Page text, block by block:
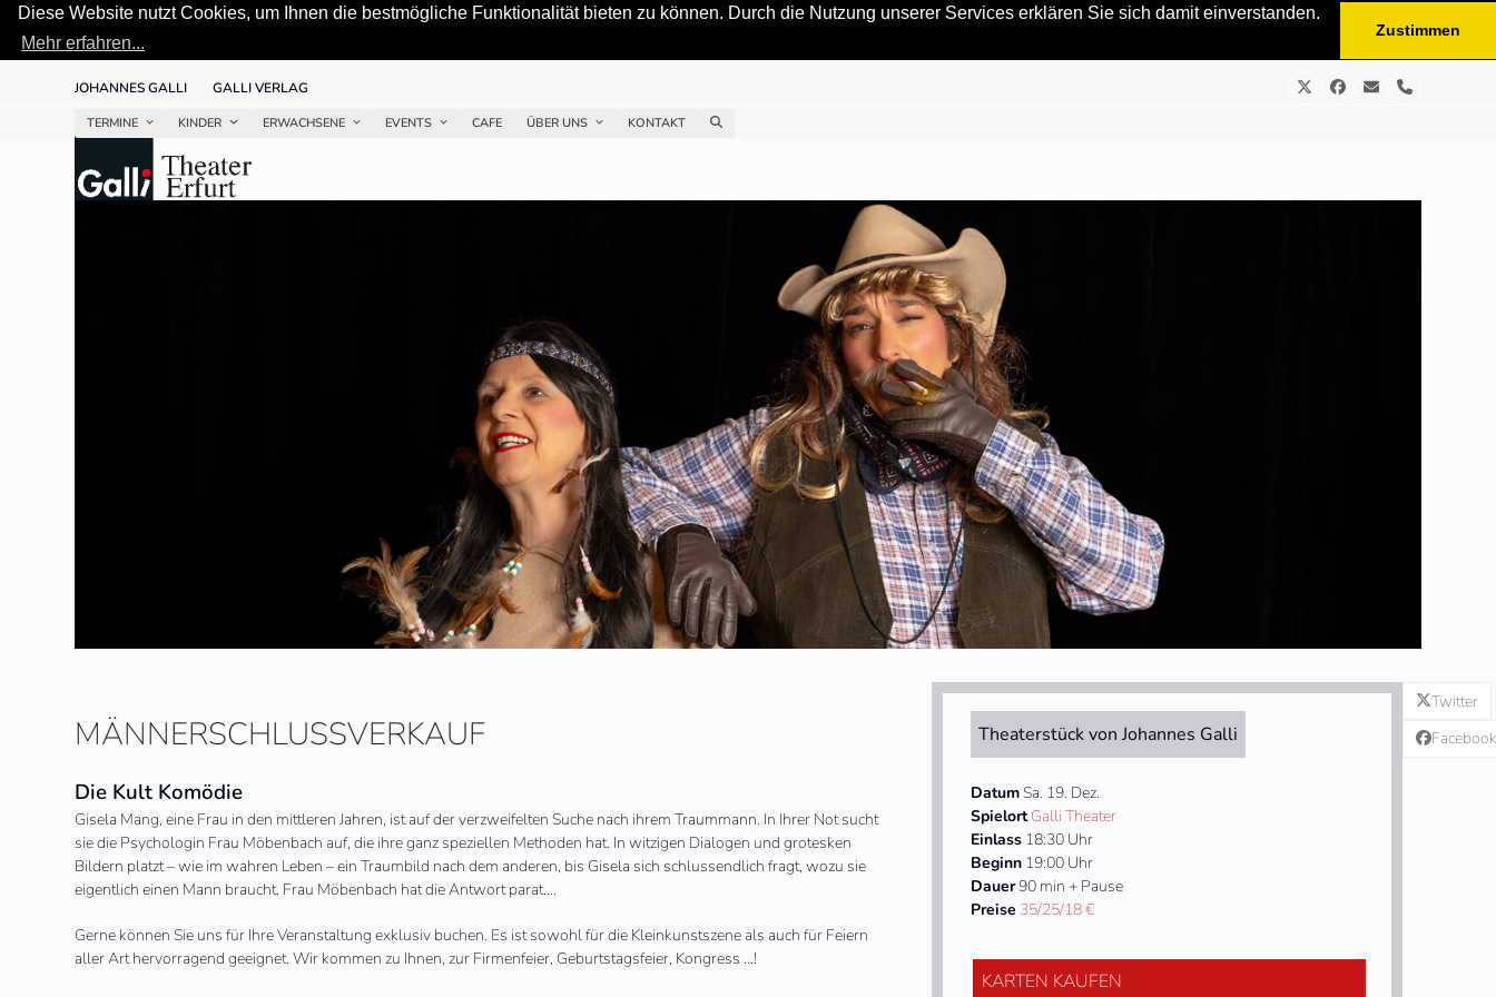
Diese Website nutzt Cookies, um Ihnen die bestmögliche Funktionalität bieten zu können. Durch die Nutzung unserer Services erklären Sie sich damit einverstanden.
Mehr erfahren...
Zustimmen
JOHANNES GALLI GALLI VERLAG TwitterFacebook
E- Telefon
TERMINE KINDER ERWACHSENE EVENTS CAFE ÜBER UNS KONTAKT
MÄNNERSCHLUSSVERKAUF
Die Kult Komödie
Gisela Mang, eine Frau in den mittleren Jahren, ist auf der verzweifelten Suche nach ihrem Traummann. In Ihrer Not sucht
sie die Psychologin Frau Möbenbach auf, die ihre ganz speziellen Methoden hat. In witzigen Dialogen und grotesken
Bildern platzt – wie im wahren Leben – ein Traumbild nach dem anderen, bis Gisela sich schlussendlich fragt, wozu sie
eigentlich einen Mann braucht. Frau Möbenbach hat die Antwort parat….
Gerne können Sie uns für Ihre Veranstaltung exklusiv buchen. Es ist sowohl für die Kleinkunstszene als auch für Feiern
aller Art hervorragend geeignet. Wir kommen zu Ihnen, zur Firmenfeier, Geburtstagsfeier, Kongress …!
Theaterstück von Johannes Galli
DatumSa. 19. Dez.
Spielort Galli Theater
Einlass 18:30 Uhr
Beginn 19:00 Uhr
Dauer90 min + Pause
Preise 35/25/18 €
KARTEN KAUFEN
Twitter